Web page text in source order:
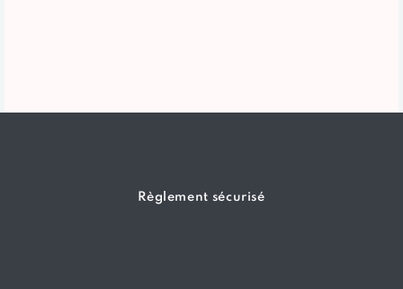
Règlement sécurisé